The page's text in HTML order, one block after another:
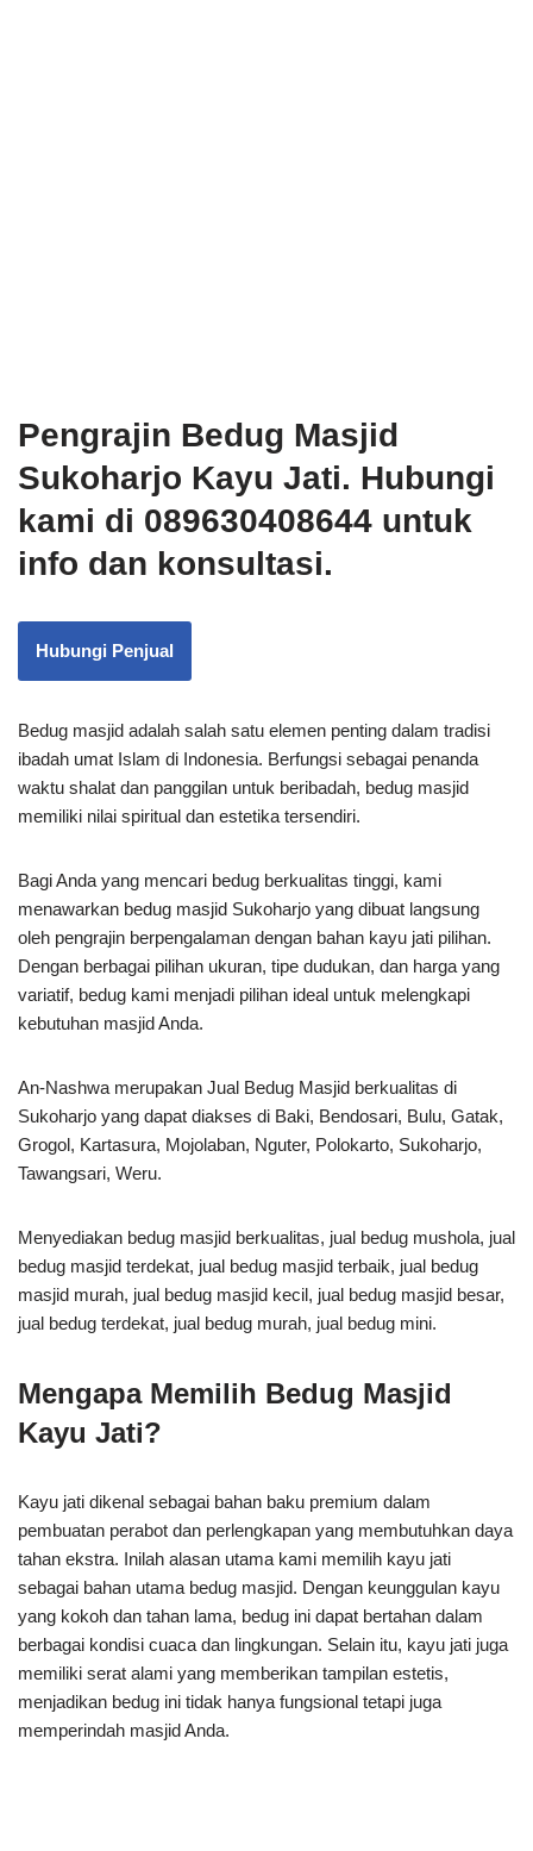
Pengrajin Bedug Masjid
Sukoharjo Kayu Jati. Hubungi
kami di 089630408644 untuk
info dan konsultasi.
Hubungi Penjual
Bedug masjid adalah salah satu elemen penting dalam tradisi
ibadah umat Islam di Indonesia. Berfungsi sebagai penanda
waktu shalat dan panggilan untuk beribadah, bedug masjid
memiliki nilai spiritual dan estetika tersendiri.
Bagi Anda yang mencari bedug berkualitas tinggi, kami
menawarkan bedug masjid Sukoharjo yang dibuat langsung
oleh pengrajin berpengalaman dengan bahan kayu jati pilihan.
Dengan berbagai pilihan ukuran, tipe dudukan, dan harga yang
variatif, bedug kami menjadi pilihan ideal untuk melengkapi
kebutuhan masjid Anda.
An-Nashwa merupakan Jual Bedug Masjid berkualitas di
Sukoharjo yang dapat diakses di Baki, Bendosari, Bulu, Gatak,
Grogol, Kartasura, Mojolaban, Nguter, Polokarto, Sukoharjo,
Tawangsari, Weru.
Menyediakan bedug masjid berkualitas, jual bedug mushola, jual
bedug masjid terdekat, jual bedug masjid terbaik, jual bedug
masjid murah, jual bedug masjid kecil, jual bedug masjid besar,
jual bedug terdekat, jual bedug murah, jual bedug mini.
Mengapa Memilih Bedug Masjid
Kayu Jati?
Kayu jati dikenal sebagai bahan baku premium dalam
pembuatan perabot dan perlengkapan yang membutuhkan daya
tahan ekstra. Inilah alasan utama kami memilih kayu jati
sebagai bahan utama bedug masjid. Dengan keunggulan kayu
yang kokoh dan tahan lama, bedug ini dapat bertahan dalam
berbagai kondisi cuaca dan lingkungan. Selain itu, kayu jati juga
memiliki serat alami yang memberikan tampilan estetis,
menjadikan bedug ini tidak hanya fungsional tetapi juga
memperindah masjid Anda.